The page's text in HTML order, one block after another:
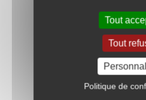
Tout
Tout
Politique de